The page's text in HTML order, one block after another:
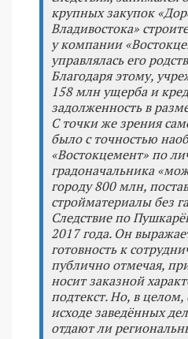
крупных закупок
Владивостока»
у компании
управлялась его
Благодаря этому,
158 млн ущерба и
задолженность в
С точки же зрения
было с точностью
«Востокцемент» по
градоначальника
городу 800 млн,
стройматериалы без
Следствие по
2017 года. Он
готовность к
публично отмечая,
носит заказной
подтекст. Но, в целом,
исходе заведённых
отдают ли